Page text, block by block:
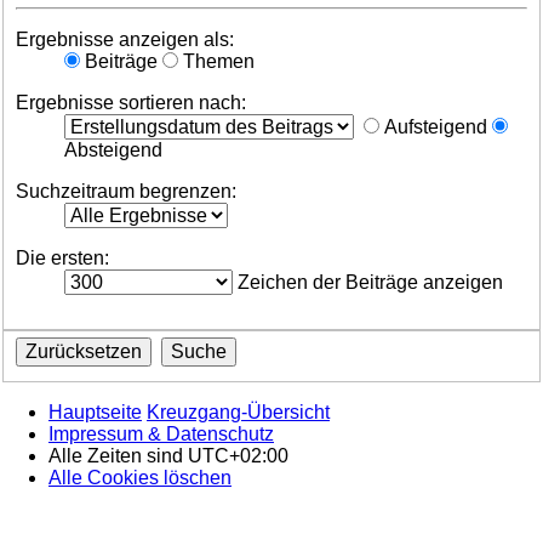
Ergebnisse anzeigen als:
Beiträge
Themen
Ergebnisse sortieren nach:
Aufsteigend
Absteigend
Suchzeitraum begrenzen:
Die ersten:
Zeichen der Beiträge anzeigen
Hauptseite Kreuzgang-Übersicht
Impressum & Datenschutz
Alle Zeiten sind UTC+02:00
Alle Cookies löschen